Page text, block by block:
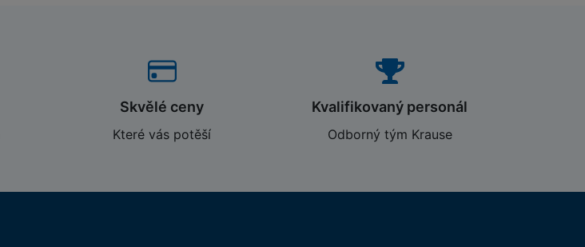
Skvělé ceny
Které vás potěší
Kvalifikovaný personál
Odborný tým Krause